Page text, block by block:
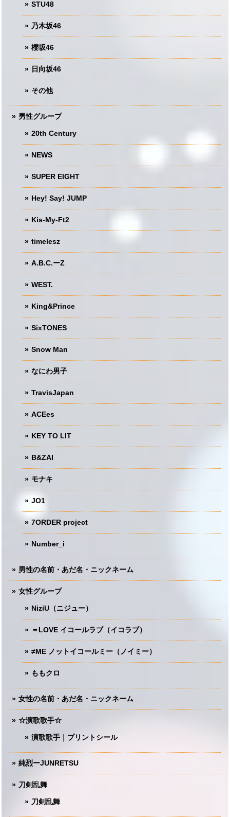
STU48
乃木坂46
櫻坂46
日向坂46
その他
男性グループ
20th Century
NEWS
SUPER EIGHT
Hey! Say! JUMP
Kis-My-Ft2
timelesz
A.B.C.ーZ
WEST.
King&Prince
SixTONES
Snow Man
なにわ男子
TravisJapan
ACEes
KEY TO LIT
B&ZAI
モナキ
JO1
7ORDER project
Number_i
男性の名前・あだ名・ニックネーム
女性グループ
NiziU（ニジュー）
＝LOVE イコールラブ（イコラブ）
≠ME ノットイコールミー（ノイミー）
ももクロ
女性の名前・あだ名・ニックネーム
☆演歌歌手☆
演歌歌手｜プリントシール
純烈ーJUNRETSU
刀剣乱舞
刀剣乱舞